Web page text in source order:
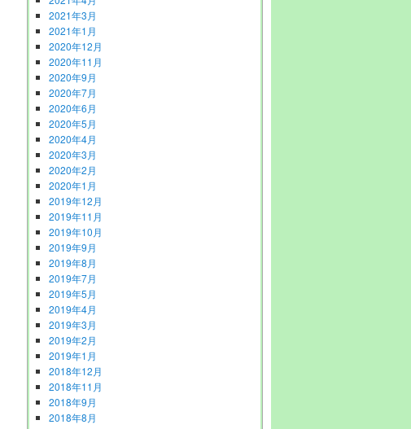
2021年3月
2021年1月
2020年12月
2020年11月
2020年9月
2020年7月
2020年6月
2020年5月
2020年4月
2020年3月
2020年2月
2020年1月
2019年12月
2019年11月
2019年10月
2019年9月
2019年8月
2019年7月
2019年5月
2019年4月
2019年3月
2019年2月
2019年1月
2018年12月
2018年11月
2018年9月
2018年8月